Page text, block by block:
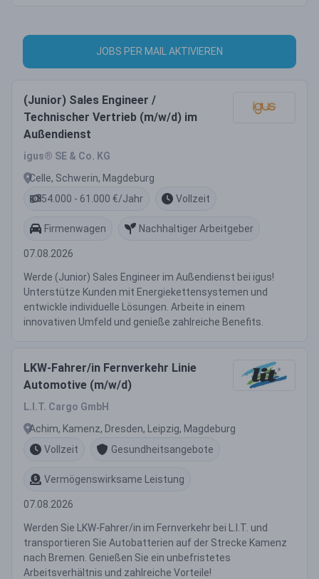
JOBS PER MAIL AKTIVIEREN
(Junior) Sales Engineer /
Technischer Vertrieb (m/w/d) im
Außendienst
igus® SE & Co. KG
Celle, Schwerin, Magdeburg
54.000 - 61.000 €/Jahr
Vollzeit
Firmenwagen Nachhaltiger Arbeitgeber
07.08.2026
Werde (Junior) Sales Engineer im Außendienst bei igus!
Unterstütze Kunden mit Energiekettensystemen und
entwickle individuelle Lösungen. Arbeite in einem
innovativen Umfeld und genieße zahlreiche Benefits.
LKW-Fahrer/in Fernverkehr Linie
Automotive (m/w/d)
L.I.T. Cargo GmbH
Achim, Kamenz, Dresden, Leipzig, Magdeburg
Vollzeit
Gesundheitsangebote
Vermögenswirksame Leistung
07.08.2026
Werden Sie LKW-Fahrer/in im Fernverkehr bei L.I.T. und
transportieren Sie Autobatterien auf der Strecke Kamenz
nach Bremen. Genießen Sie ein unbefristetes
Arbeitsverhältnis und zahlreiche Vorteile!